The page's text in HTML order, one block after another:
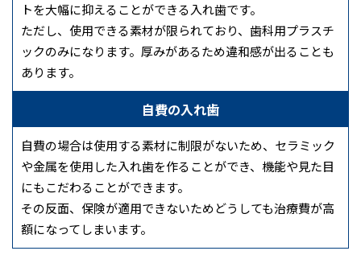
トを大幅に抑えることができる入れ歯です。
ただし、使用できる素材が限られており、歯科用プラスチ
ックのみになります。厚みがあるため違和感が出ることも
あります。
自費の入れ歯
自費の場合は使用する素材に制限がないため、セラミック
や金属を使用した入れ歯を作ることができ、機能や見た目
にもこだわることができます。
その反面、保険が適用できないためどうしても治療費が高
額になってしまいます。